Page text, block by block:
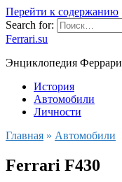
Перейти к содержанию
Search for:
Ferrari.su
Энциклопедия Феррари
История
Автомобили
Личности
Главная » Автомобили
Ferrari F430